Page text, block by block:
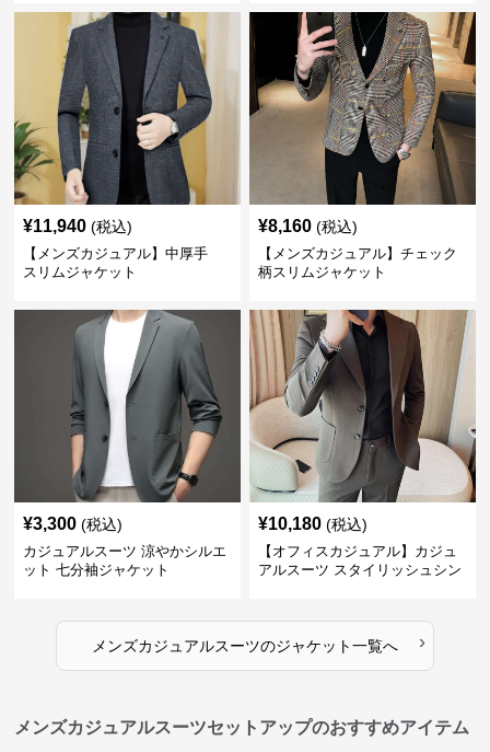
¥11,940 (税込)
【メンズカジュアル】中厚手
スリムジャケット
¥8,160 (税込)
【メンズカジュアル】チェック
柄スリムジャケット
¥3,300 (税込)
カジュアルスーツ 涼やかシルエ
ット 七分袖ジャケット
¥10,180 (税込)
【オフィスカジュアル】カジュ
アルスーツ スタイリッシュシン
メンズカジュアルスーツのジャケット一覧へ ›
メンズカジュアルスーツセットアップのおすすめアイテム